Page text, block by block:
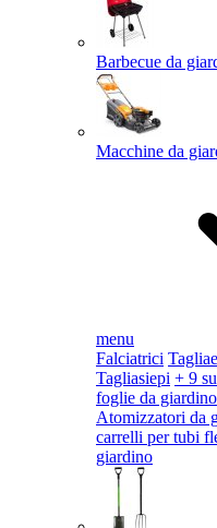
Barbecue da
Macchine da
menu
Falciatrici
Tagliasiepi + 9
foglie da giardino
Atomizzatori da
carrelli per tubi
giardino